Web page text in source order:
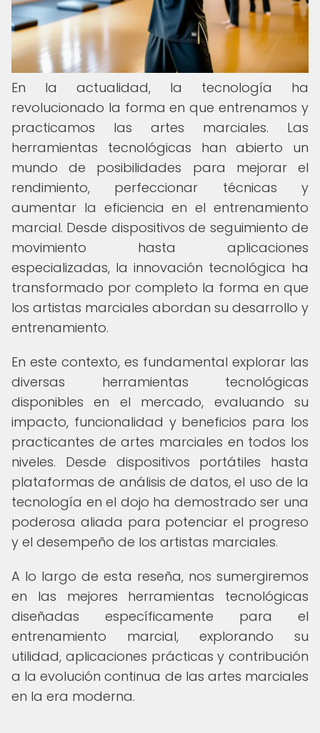
En la actualidad, la tecnología ha
revolucionado la forma en que entrenamos y
practicamos las artes marciales. Las
herramientas tecnológicas han abierto un
mundo de posibilidades para mejorar el
rendimiento, perfeccionar técnicas y
aumentar la eficiencia en el entrenamiento
marcial. Desde dispositivos de seguimiento de
movimiento hasta aplicaciones
especializadas, la innovación tecnológica ha
transformado por completo la forma en que
los artistas marciales abordan su desarrollo y
entrenamiento.
En este contexto, es fundamental explorar las
diversas herramientas tecnológicas
disponibles en el mercado, evaluando su
impacto, funcionalidad y beneficios para los
practicantes de artes marciales en todos los
niveles. Desde dispositivos portátiles hasta
plataformas de análisis de datos, el uso de la
tecnología en el dojo ha demostrado ser una
poderosa aliada para potenciar el progreso
y el desempeño de los artistas marciales.
A lo largo de esta reseña, nos sumergiremos
en las mejores herramientas tecnológicas
diseñadas específicamente para el
entrenamiento marcial, explorando su
utilidad, aplicaciones prácticas y contribución
a la evolución continua de las artes marciales
en la era moderna.